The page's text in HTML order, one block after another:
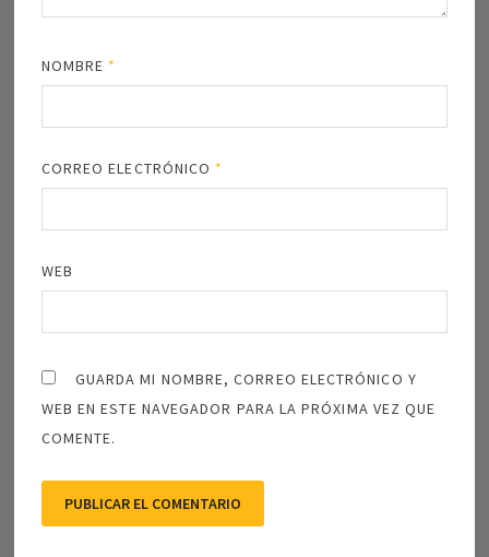
NOMBRE *
CORREO ELECTRÓNICO *
WEB
GUARDA MI NOMBRE, CORREO ELECTRÓNICO Y
WEB EN ESTE NAVEGADOR PARA LA PRÓXIMA VEZ QUE
COMENTE.